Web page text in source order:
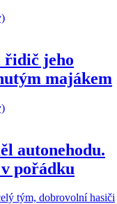
řidič jeho
majákem
autonehodu.
pořádku